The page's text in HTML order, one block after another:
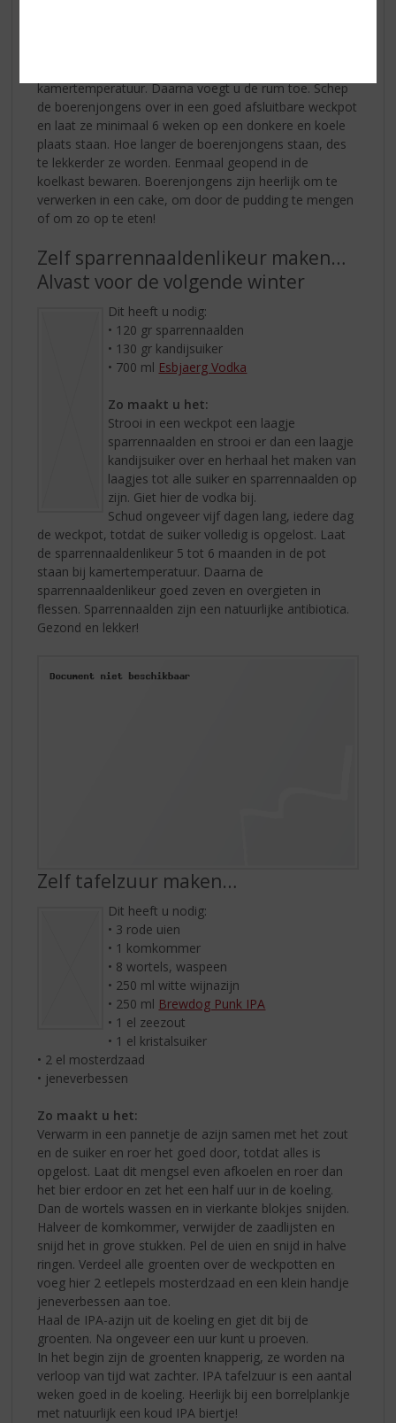
kamertemperatuur. Daarna voegt u de rum toe. Schep
de boerenjongens over in een goed afsluitbare weckpot
en laat ze minimaal 6 weken op een donkere en koele
plaats staan. Hoe langer de boerenjongens staan, des
te lekkerder ze worden. Eenmaal geopend in de
koelkast bewaren. Boerenjongens zijn heerlijk om te
verwerken in een cake, om door de pudding te mengen
of om zo op te eten!
Zelf sparrennaaldenlikeur maken…
Alvast voor de volgende winter
Dit heeft u nodig:
• 120 gr sparrennaalden
• 130 gr kandijsuiker
• 700 ml Esbjaerg Vodka
Zo maakt u het:
Strooi in een weckpot een laagje
sparrennaalden en strooi er dan een laagje
kandijsuiker over en herhaal het maken van
laagjes tot alle suiker en sparrennaalden op
zijn. Giet hier de vodka bij.
Schud ongeveer vijf dagen lang, iedere dag
de weckpot, totdat de suiker volledig is opgelost. Laat
de sparrennaaldenlikeur 5 tot 6 maanden in de pot
staan bij kamertemperatuur. Daarna de
sparrennaaldenlikeur goed zeven en overgieten in
flessen. Sparrennaalden zijn een natuurlijke antibiotica.
Gezond en lekker!
Zelf tafelzuur maken…
Dit heeft u nodig:
• 3 rode uien
• 1 komkommer
• 8 wortels, waspeen
• 250 ml witte wijnazijn
• 250 ml Brewdog Punk IPA
• 1 el zeezout
• 1 el kristalsuiker
• 2 el mosterdzaad
• jeneverbessen
Zo maakt u het:
Verwarm in een pannetje de azijn samen met het zout
en de suiker en roer het goed door, totdat alles is
opgelost. Laat dit mengsel even afkoelen en roer dan
het bier erdoor en zet het een half uur in de koeling.
Dan de wortels wassen en in vierkante blokjes snijden.
Halveer de komkommer, verwijder de zaadlijsten en
snijd het in grove stukken. Pel de uien en snijd in halve
ringen. Verdeel alle groenten over de weckpotten en
voeg hier 2 eetlepels mosterdzaad en een klein handje
jeneverbessen aan toe.
Haal de IPA-azijn uit de koeling en giet dit bij de
groenten. Na ongeveer een uur kunt u proeven.
In het begin zijn de groenten knapperig, ze worden na
verloop van tijd wat zachter. IPA tafelzuur is een aantal
weken goed in de koeling. Heerlijk bij een borrelplankje
met natuurlijk een koud IPA biertje!